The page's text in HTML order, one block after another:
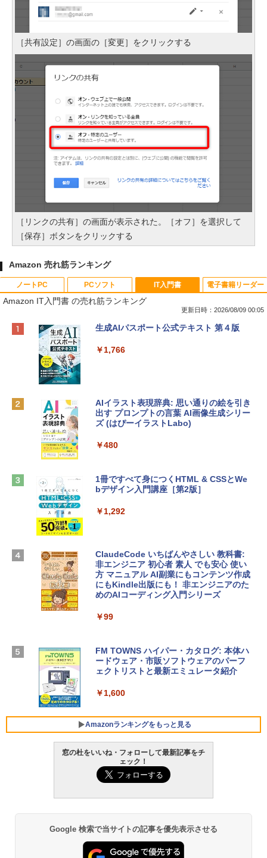
［共有設定］の画面の［変更］をクリックする
［リンクの共有］の画面が表示された。［オフ］を選択して
［保存］ボタンをクリックする
Amazon 売れ筋ランキング
ノートPC
Apple 2026 MacBook Neo A18 Proチッ
e Intelligenceのために設計、Liquid Ret
￥137,800
tomtoc 360°保護 15.6 16インチ パソコ
￥2,952
スプレイ、16GBユニファイドメモリ、51
2GB SSDストレージ、12MPセンターフ
レームカメラ、日本語キーボード、Touc
h ID - ミッドナイト
ン 15-fd 15.6インチ 16GBメモリ 512GB
SSD インテル Core 5
ersonal/Copilotキー搭載/Win 11/15.6型/
Core i5/16GB/SSD 512GB/ホワイト) FM
VWK3E15W_AZ
￥139,880
PCソフト
Robloxギフトカード - 800 Robux 【限
インゲームコード】 ロブロックス | オン
Robloxギフトカード - 1000 Robux 【限
定バーチャルアイテムを含む】 【オンラ
ラインコード版
4(最新 永続版)|オンラインコード版|Wind
Robloxギフトカード - 2,000 Robux 【限
定バーチャルアイテムを含む】 【オンラ
インゲームコード】 ロブロックス | オン
Windows版 | Minecraft (マインクラフ
ト): Java & Bedrock Edition | オンライ
IT入門書
Amazon IT入門書 の売れ筋ランキング
更新日時：2026/08/09 00:05
生成AIパスポート公式テキスト 第４版
￥1,766
AIイラスト表現辞典: 思い通りの絵を引き
出す プロンプトの言葉 AI画像生成シリー
ズ (はぴーイラストLabo)
￥480
1冊ですべて身につくHTML & CSSとWe
bデザイン入門講座［第2版］
￥1,292
ClaudeCode いちばんやさしい 教科書:
非エンジニア 初心者 素人 でも安心 使い
方 マニュアル AI副業にもコンテンツ作成
にもKindle出版にも！ 非エンジニアのた
めのAIコーディング入門シリーズ
￥99
FM TOWNS ハイパー・カタログ: 本体ハ
ードウェア・市販ソフトウェアのパーフ
ェクトリストと最新エミュレータ紹介
￥1,600
Amazonランキングをもっと見る
電子書籍リーダー
Amazon Kindle - 目に優しい、かさばら
ない、大きな画面で読みやすい、6週間持
し
￥16,980
窓の杜をいいね・フォローして最新記事をチ
ェック！
Google 検索で当サイトの記事を優先表示させる